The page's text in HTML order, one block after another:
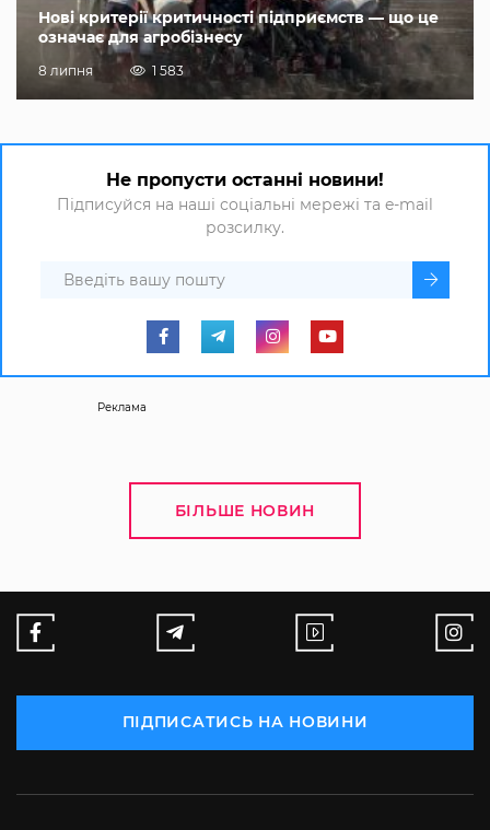
Нові критерії критичності підприємств — що це
означає для агробізнесу
8 липня 1 583
Не пропусти останні новини!
Підписуйся на наші соціальні мережі та e-mail
розсилку.
Реклама
БІЛЬШЕ НОВИН
ПІДПИСАТИСЬ НА НОВИНИ